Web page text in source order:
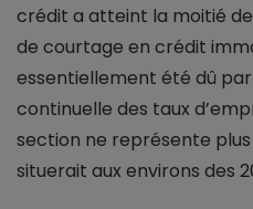
crédit a atteint la moitié
de courtage en crédit
essentiellement été dû
continuelle des taux
section ne représente
situerait aux environs des